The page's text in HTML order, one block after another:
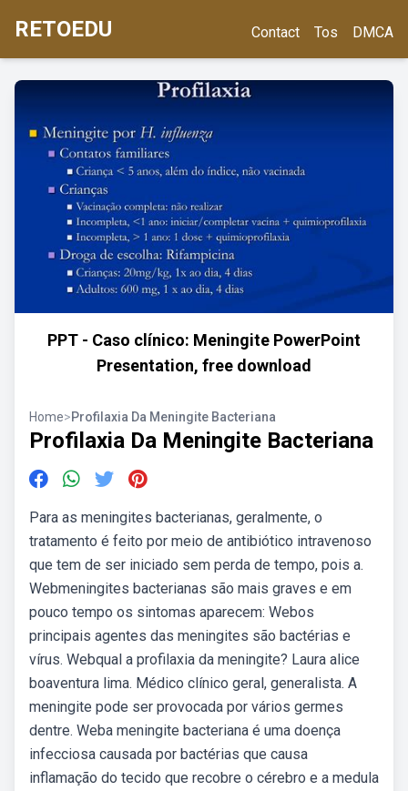
RETOEDU Contact Tos DMCA
PPT - Caso clínico: Meningite PowerPoint
Presentation, free download
Home>Profilaxia Da Meningite Bacteriana
Profilaxia Da Meningite Bacteriana
Para as meningites bacterianas, geralmente, o
tratamento é feito por meio de antibiótico intravenoso
que tem de ser iniciado sem perda de tempo, pois a.
Webmeningites bacterianas são mais graves e em
pouco tempo os sintomas aparecem: Webos
principais agentes das meningites são bactérias e
vírus. Webqual a profilaxia da meningite? Laura alice
boaventura lima. Médico clínico geral, generalista. A
meningite pode ser provocada por vários germes
dentre. Weba meningite bacteriana é uma doença
infecciosa causada por bactérias que causa
inflamação do tecido que recobre o cérebro e a medula